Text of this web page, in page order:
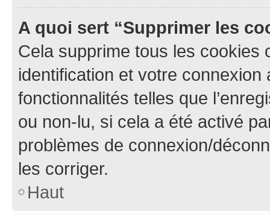
A quoi sert “Supprimer les
Cela supprime tous les cookies
identification et votre
fonctionnalités telles que
ou non-lu, si cela a été activé
problèmes de connexion/
les corriger.
Haut